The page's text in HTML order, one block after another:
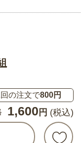
の注文で800円
1,600 円 (税込)